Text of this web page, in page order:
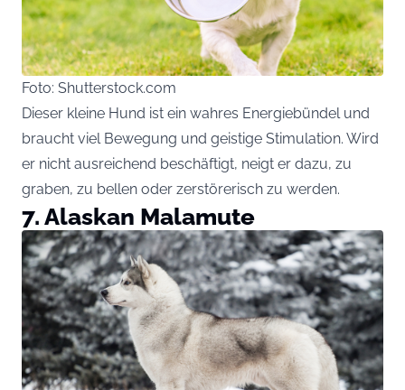
Foto: Shutterstock.com
Dieser kleine Hund ist ein wahres Energiebündel und
braucht viel Bewegung und geistige Stimulation. Wird
er nicht ausreichend beschäftigt, neigt er dazu, zu
graben, zu bellen oder zerstörerisch zu werden.
7. Alaskan Malamute